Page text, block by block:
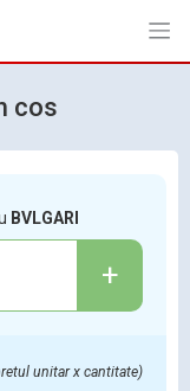
cos
BVLGARI
+
unitar x cantitate)